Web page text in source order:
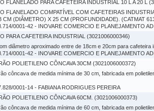
FLANELADO PARA CAFETEIRA INDUSTRIAL 10 L A 20 L
FLANELADO COMPATÍVEL COM CAFETEIRAS
CM (DIÂMETRO) X 25 CM (PROFUNDIDADE). (CATMAT
0001-42 - INOVARE COMERCIO E PLANEJAMENTO
PARA CAFETEIRA INDUSTRIAL (3021006000346)
diâmetro aproximado entre de 18cm e 20cm para cafeteira
0001-42 - INOVARE COMERCIO E PLANEJAMENTO
POLIETILENO CÔNCAVA 30CM (3021006000372)
côncava de medida mínima de 30 cm, fabricada em
0001-14 - FABIANA RODRIGUES PEREIRA
POLIETILENO CÔNCAVA 60CM. (3021006000373)
côncava de medida mínima de 60 cm, fabricada em